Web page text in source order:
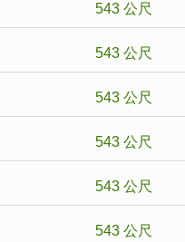
543 公尺
543 公尺
543 公尺
543 公尺
543 公尺
543 公尺